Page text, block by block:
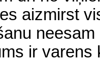
aizmirst
ir varens